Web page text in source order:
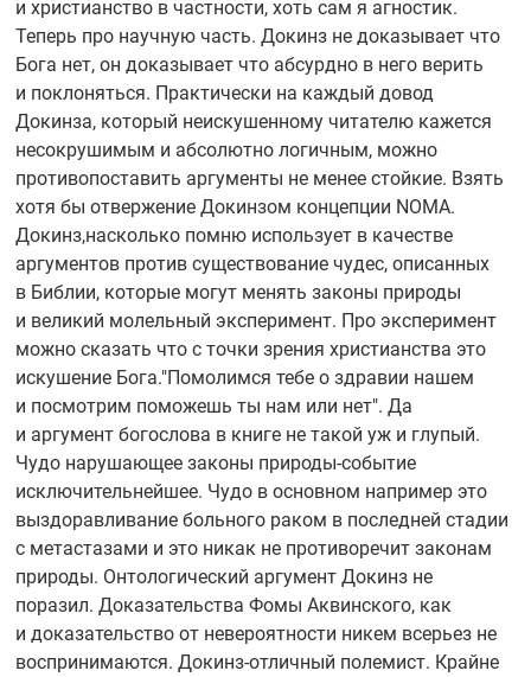
и христианство в частности, хоть сам я агностик.
Теперь про научную часть. Докинз не доказывает что
Бога нет, он доказывает что абсурдно в него верить
и поклоняться. Практически на каждый довод
Докинза, который неискушенному читателю кажется
несокрушимым и абсолютно логичным, можно
противопоставить аргументы не менее стойкие. Взять
хотя бы отвержение Докинзом концепции NOMA.
Докинз,насколько помню использует в качестве
аргументов против существование чудес, описанных
в Библии, которые могут менять законы природы
и великий молельный эксперимент. Про эксперимент
можно сказать что с точки зрения христианства это
искушение Бога."Помолимся тебе о здравии нашем
и посмотрим поможешь ты нам или нет". Да
и аргумент богослова в книге не такой уж и глупый.
Чудо нарушающее законы природы-событие
исключительнейшее. Чудо в основном например это
выздоравливание больного раком в последней стадии
с метастазами и это никак не противоречит законам
природы. Онтологический аргумент Докинз не
поразил. Доказательства Фомы Аквинского, как
и доказательство от невероятности никем всерьез не
воспринимаются.Докинз-отличный полемист. Крайне